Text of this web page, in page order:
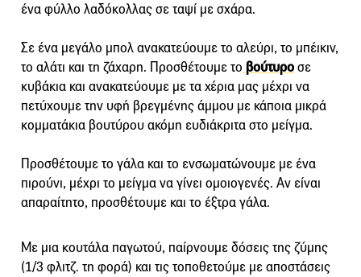
ένα φύλλο λαδόκολλας σε ταψί με σχάρα.
Σε ένα μεγάλο μπολ ανακατεύουμε το αλεύρι, το μπέικιν,
το αλάτι και τη ζάχαρη. Προσθέτουμε το βούτυροσε
κυβάκια και ανακατεύουμε με τα χέρια μας μέχρι να
πετύχουμε την υφή βρεγμένης άμμου με κάποια μικρά
κομματάκια βουτύρου ακόμη ευδιάκριτα στο μείγμα.
Προσθέτουμε το γάλα και το ενσωματώνουμε με ένα
πιρούνι, μέχρι το μείγμα να γίνει ομοιογενές. Αν είναι
απαραίτητο, προσθέτουμε και το έξτρα γάλα.
Με μια κουτάλα παγωτού, παίρνουμε δόσεις της ζύμης
(1/3 φλιτζ. τη φορά) και τις τοποθετούμε με αποστάσεις